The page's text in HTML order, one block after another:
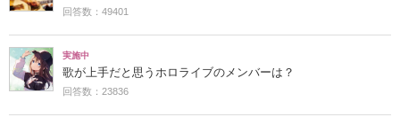
回答数：49401
実施中
歌が上手だと思うホロライブのメンバーは？
回答数：23836